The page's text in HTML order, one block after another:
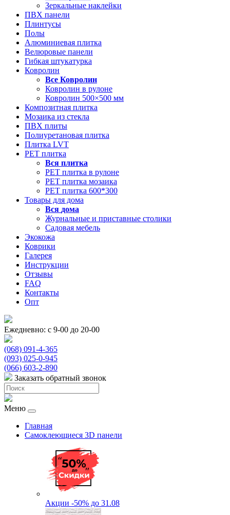
Зеркальные наклейки
ПВХ панели
Плинтусы
Полы
Алюминиевая плитка
Велюровые панели
Гибкая штукатурка
Ковролин
Все Ковролин
Ковролин в рулоне
Ковролин 500×500 мм
Композитная плитка
Мозаика из стекла
ПВХ плиты
Полиуретановая плитка
Плитка LVT
РЕТ плитка
Вся плитка
РЕТ плитка в рулоне
РЕТ плитка мозаика
РЕТ плитка 600*300
Товары для дома
Вся дома
Журнальные и приставные столики
Садовая мебель
Экокожа
Коврики
Галерея
Инструкции
Отзывы
FAQ
Контакты
Опт
Ежедневно: с 9-00 до 20-00
(068) 091-4-365
(093) 025-0-945
(066) 603-2-890
Заказать обратный звонок
Меню
Главная
Самоклеющиеся 3D панели
Акции -50% до 31.08